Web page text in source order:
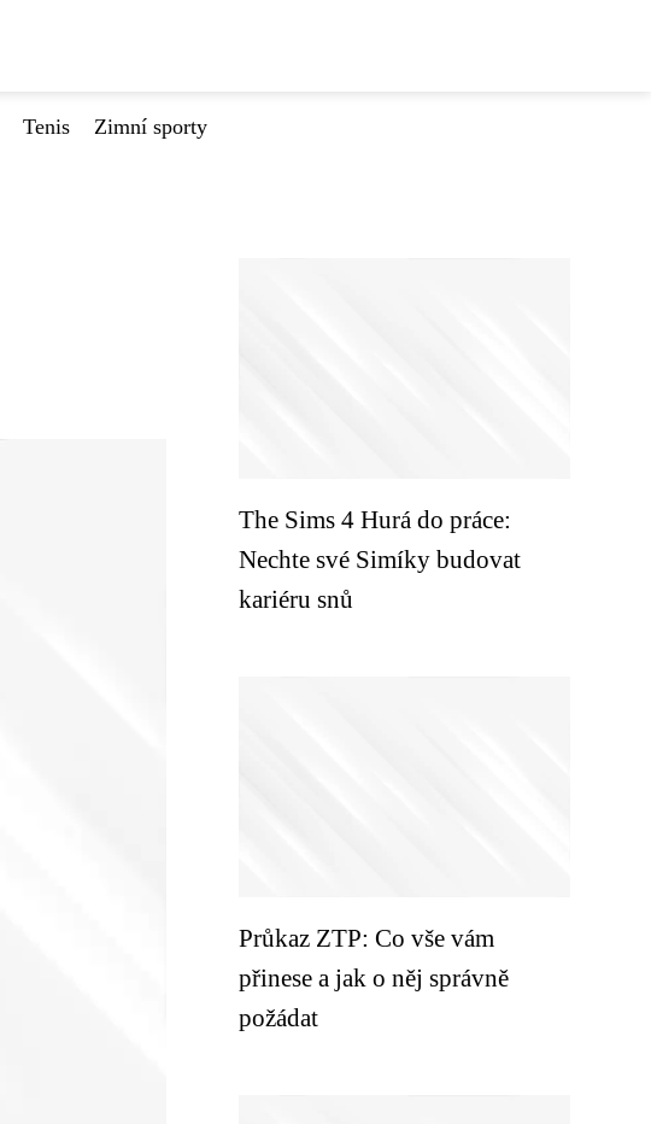
Tenis Zimní sporty
The Sims 4 Hurá do práce:
Nechte své Simíky budovat
kariéru snů
Průkaz ZTP: Co vše vám
přinese a jak o něj správně
požádat